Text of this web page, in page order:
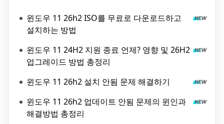
윈도우 11 26h2 ISO를 무료로 다운로드하고
설치하는 방법
윈도우 11 24H2 지원 종료 언제? 영향 및 26H2
업그레이드 방법 총정리
윈도우 11 26h2 설치 안됨 문제 해결하기
윈도우 11 26h2 업데이트 안됨 문제의 윈인과
해결방법 총정리